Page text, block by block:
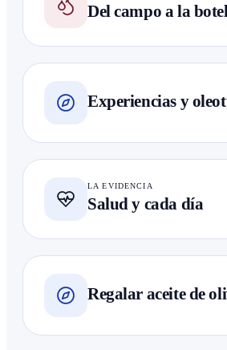
Del campo a la
Experiencias y
LA EVIDENCIA
Salud y cada día
Regalar aceite de